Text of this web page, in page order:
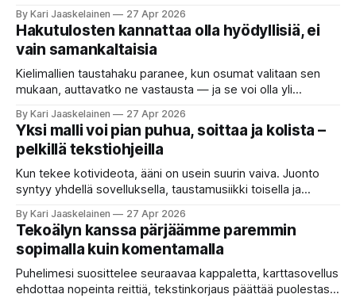
etsimässä verkosta apuria, joka hoitaisi puolestasi arjen
askareita: täyttäisi lomakkeen, järjestäisi matkasuunnitelman
tai seulisi pitkän asiakirjakasan ydinkohdat. Vastassa on
valikoima, joka muistuttaa sovelluskauppaa steroideilla.
Jokainen ”tekoälyagentti” lupaa paljon
By Kari Jaaskelainen 27 Apr 2026
Hakutulosten kannattaa olla hyödyllisiä, ei
vain samankaltaisia
Kielimallien taustahaku paranee, kun osumat valitaan sen
mukaan, auttavatko ne vastausta — ja se voi olla yli
että kysyt työpaikan chat-robotilta: “Mitä viime kuun
kokouspäiväkirjassa päätettiin etätyöpäivistä?” Robotti
selaa arkistoja ja poimii sinulle pätkän, jossa toistellaan, mitä
etätyö tarkoittaa. Teksti on aiheeltaan lähellä kysymystä,
By Kari Jaaskelainen 27 Apr 2026
Yksi malli voi pian puhua, soittaa ja kolista –
pelkillä tekstiohjeilla
Kun tekee kotivideota, ääni on usein suurin vaiva. Juonto
syntyy yhdellä sovelluksella, taustamusiikki toisella ja
erilaisia komentoja, eikä mikään niistä oikein “puhu”
toistensa kanssa. Lopputulos on pienen palapelityön tulos.
Vuosia on ajateltu, että näin tämän kuuluukin mennä. Puhe
on sanoja ja lauseita – hyvin jäsenneltyä.
By Kari Jaaskelainen 27 Apr 2026
Tekoälyn kanssa pärjäämme paremmin
sopimalla kuin komentamalla
Puhelimesi suosittelee seuraavaa kappaletta, karttasovellus
ehdottaa nopeinta reittiä, tekstinkorjaus päättää puolestasi,